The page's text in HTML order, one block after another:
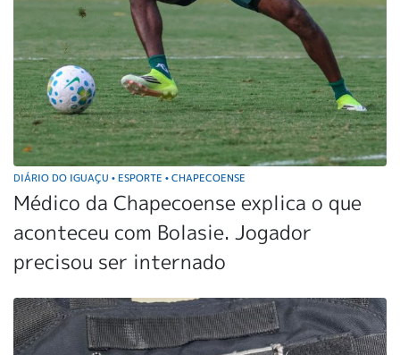
DIÁRIO DO IGUAÇU • ESPORTE • CHAPECOENSE
Médico da Chapecoense explica o que
aconteceu com Bolasie. Jogador
precisou ser internado